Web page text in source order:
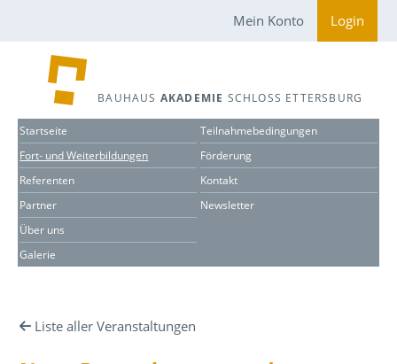
Mein Konto Login
BAUHAUS AKADEMIE SCHLOSS ETTERSBURG
Startseite
Fort- und Weiterbildungen
Referenten
Partner
Über uns
Galerie
Teilnahmebedingungen
Förderung
Kontakt
Newsletter
Liste aller Veranstaltungen